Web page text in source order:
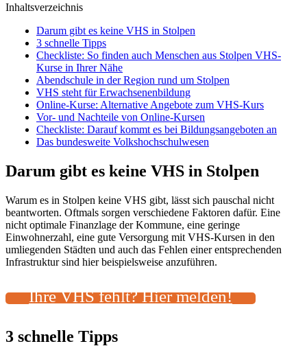
Inhaltsverzeichnis
Darum gibt es keine VHS in Stolpen
3 schnelle Tipps
Checkliste: So finden auch Menschen aus Stolpen VHS-
Kurse in Ihrer Nähe
Abendschule in der Region rund um Stolpen
VHS steht für Erwachsenenbildung
Online-Kurse: Alternative Angebote zum VHS-Kurs
Vor- und Nachteile von Online-Kursen
Checkliste: Darauf kommt es bei Bildungsangeboten an
Das bundesweite Volkshochschulwesen
Darum gibt es keine VHS in Stolpen
Warum es in Stolpen keine VHS gibt, lässt sich pauschal nicht
beantworten. Oftmals sorgen verschiedene Faktoren dafür. Eine
nicht optimale Finanzlage der Kommune, eine geringe
Einwohnerzahl, eine gute Versorgung mit VHS-Kursen in den
umliegenden Städten und auch das Fehlen einer entsprechenden
Infrastruktur sind hier beispielsweise anzuführen.
Ihre VHS fehlt? Hier melden!
3 schnelle Tipps